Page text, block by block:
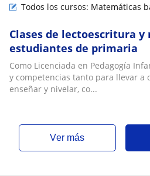
Todos los cursos: Matemáticas
Clases de lectoescritura
estudiantes de primaria
Como Licenciada en Pedagogía
y competencias tanto para llevar a
enseñar y nivelar, co...
ver más